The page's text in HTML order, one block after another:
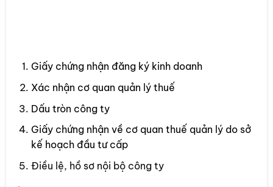
Giấy chứng nhận đăng ký kinh doanh
Xác nhận cơ quan quản lý thuế
Dấu tròn công ty
Giấy chứng nhận về cơ quan thuế quản lý do sở
kế hoạch đầu tư cấp
Điều lệ, hồ sơ nội bộ công ty